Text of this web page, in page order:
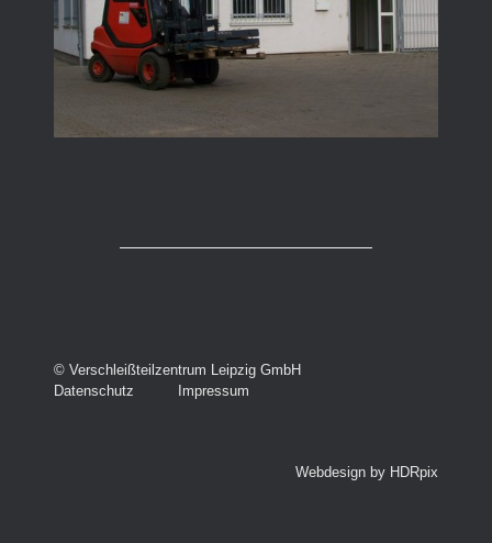
­© Verschleißteilzentrum Leipzig GmbH
Datenschutz
Impressum
Webdesign by HDRpix